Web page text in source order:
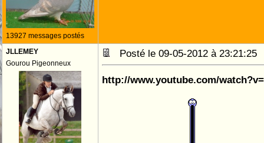
13927 messages postés
JLLEMEY
Gourou Pigeonneux
Posté le 09-05-2012 à
http://www.youtube.com/